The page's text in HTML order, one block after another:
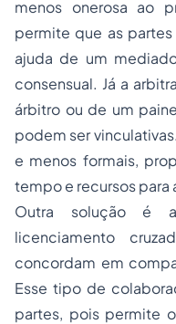
menos onerosa ao
permite que as
ajuda de um
consensual. Já a
árbitro ou de um
podem ser
e menos formais,
tempo e recursos para
Outra solução é
licenciamento
concordam em
Esse tipo de
partes, pois permite